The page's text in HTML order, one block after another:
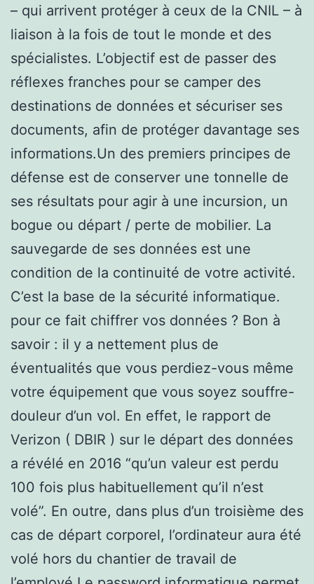
– qui arrivent protéger à ceux de la CNIL – à
liaison à la fois de tout le monde et des
spécialistes. L’objectif est de passer des
réflexes franches pour se camper des
destinations de données et sécuriser ses
documents, afin de protéger davantage ses
informations.Un des premiers principes de
défense est de conserver une tonnelle de
ses résultats pour agir à une incursion, un
bogue ou départ / perte de mobilier. La
sauvegarde de ses données est une
condition de la continuité de votre activité.
C’est la base de la sécurité informatique.
pour ce fait chiffrer vos données ? Bon à
savoir : il y a nettement plus de
éventualités que vous perdiez-vous même
votre équipement que vous soyez souffre-
douleur d’un vol. En effet, le rapport de
Verizon ( DBIR ) sur le départ des données
a révélé en 2016 “qu’un valeur est perdu
100 fois plus habituellement qu’il n’est
volé”. En outre, dans plus d’un troisième des
cas de départ corporel, l’ordinateur aura été
volé hors du chantier de travail de